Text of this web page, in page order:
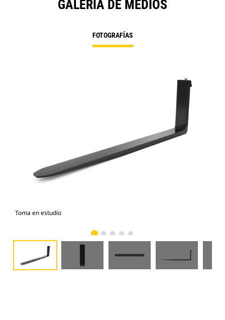
GALERÍA DE MEDIOS
FOTOGRAFÍAS
Toma en estudio